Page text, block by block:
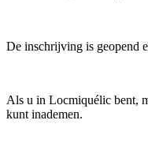
De inschrijving is geopend
Als u in Locmiquélic bent,
kunt inademen.